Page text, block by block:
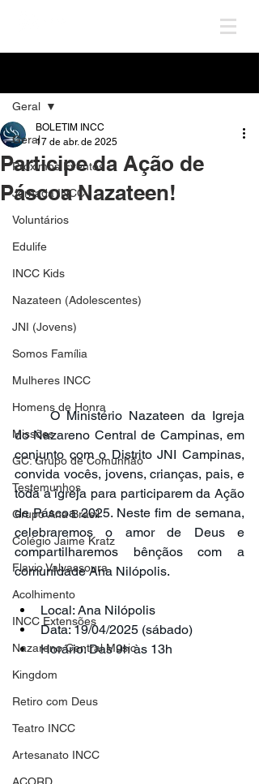
Geral
Próximos Eventos
Jornada INCC
Voluntários
Edulife
INCC Kids
Nazateen (Adolescentes)
JNI (Jovens)
Somos Família
Mulheres INCC
Homens de Honra
Missões
GC: Grupo de Comunhão
Testemunhos
Grupo Ana Brasil
Colégio Jaime Kratz
Flavio Valvassoura
Acolhimento
INCC Extensões
Nazareno Central Music
Kingdom
Retiro com Deus
Teatro INCC
Artesanato INCC
Geral
Participe da Ação de
Páscoa Nazateen!
BOLETIM INCC
17 de abr. de 2025
	O Ministério Nazateen da Igreja
do Nazareno Central de Campinas, em
conjunto com o Distrito JNI Campinas,
convida vocês, jovens, crianças, pais, e
toda a igreja para participarem da Ação
de Páscoa 2025. Neste fim de semana,
celebraremos o amor de Deus e
compartilharemos bênçãos com a
comunidade Ana Nilópolis.
Local: Ana Nilópolis
Data: 19/04/2025 (sábado)
Horário: Das 9h às 13h